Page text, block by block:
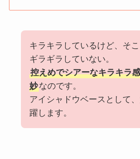
キラキラしているけど、そ
ギラギラしていない。
控えめでシアーなキラキラ
妙なのです。
アイシャドウベースとして
躍します。